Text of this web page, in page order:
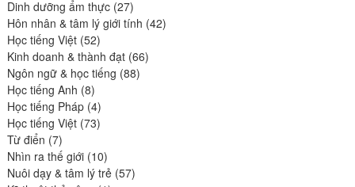
produits
Dinh dưỡng ẩm thực 2727
produits
Hôn nhân & tâm lý giới tính 4242
Học tiếng Việt 5252
produits
Kinh doanh & thành đạt 6666
Ngôn ngữ & học tiếng 8888
Học tiếng Anh 88
produits
Học tiếng Pháp 44
produits
Học tiếng Việt 7373
Từ điển 77
produits
Nhìn ra thế giới 1010
produits
Nuôi dạy & tâm lý trẻ 5757